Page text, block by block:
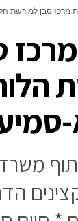
מרכז סבן למורשת